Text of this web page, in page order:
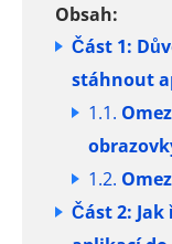
Obsah:
Část 1:
stáhnout
1.1.
1.2.
Část 2: